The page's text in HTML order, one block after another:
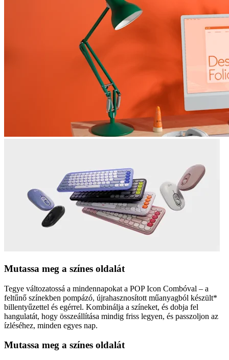
Mutassa meg a színes oldalát
Tegye változatossá a mindennapokat a POP Icon Combóval – a
feltűnő színekben pompázó, újrahasznosított műanyagból készült*
billentyűzettel és egérrel. Kombinálja a színeket, és dobja fel
hangulatát, hogy összeállítása mindig friss legyen, és passzoljon az
ízléséhez, minden egyes nap.
Mutassa meg a színes oldalát